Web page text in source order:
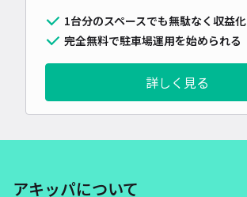
1台分のスペースでも無駄なく収益化
完全無料で駐車場運用を始められる
詳しく見る
アキッパについて